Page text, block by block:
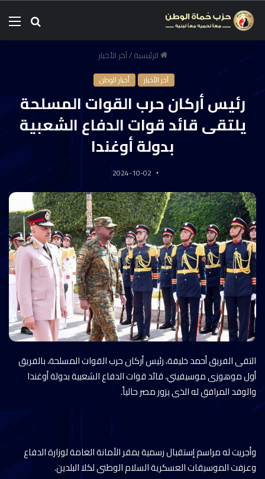
الرئيسية/آخر الأخبار
آخر الأخبار أخبار الوطن
رئيس أركان حرب القوات المسلحة
يلتقى قائد قوات الدفاع الشعبية
بدولة أوغندا
2024-10-02
التقى الفريق أحمد خليفة، رئيس أركان حرب القوات المسلحة، بالفريق
أول موهوزى موسيفيني، قائد قوات الدفاع الشعبية بدولة أوغندا
والوفد المرافق له الذى يزور مصر حالياً.
وأجريت له مراسم إستقبال رسمية بمقر الأمانة العامة لوزارة الدفاع
وعزفت الموسيقات العسكرية السلام الوطنى لكلا البلدين.